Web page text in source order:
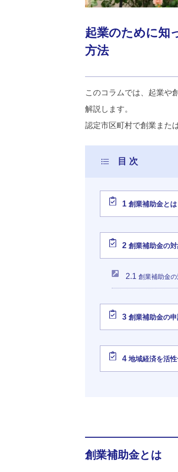
起業のために知
方法
このコラムでは、起業や
解説します。
認定市区町村で創業また
1 創業補助金とは
2 創業補助金の
2.1 創業補助金
3 創業補助金の
4 地域経済を活
創業補助金とは